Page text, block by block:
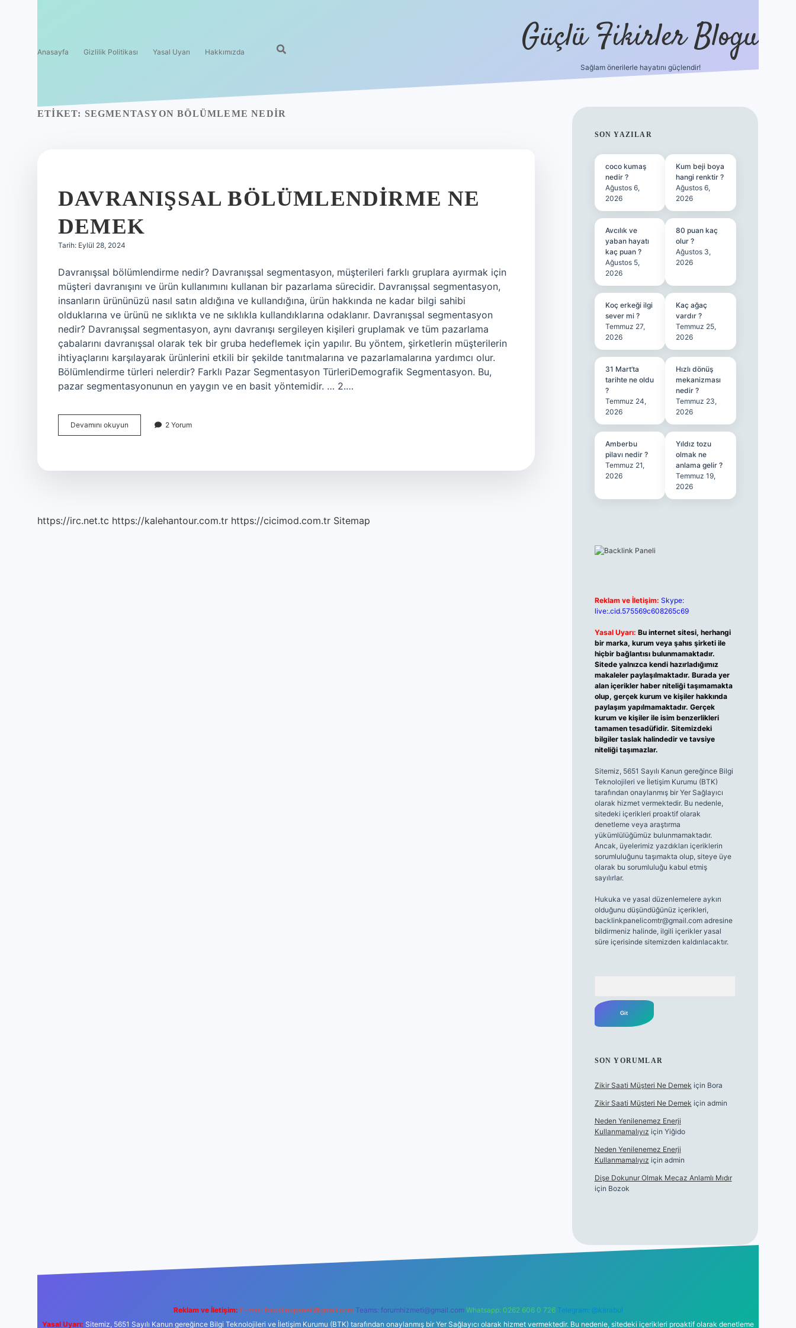
Anasayfa Gizlilik Politikası Yasal Uyarı Hakkımızda Güçlü Fikirler Blogu
Sağlam önerilerle hayatını güçlendir!
ETIKET: SEGMENTASYON BÖLÜMLEME NEDIR
DAVRANIŞSAL BÖLÜMLENDIRME NE
DEMEK
Tarih: Eylül 28, 2024
Davranışsal bölümlendirme nedir? Davranışsal segmentasyon, müşterileri farklı gruplara ayırmak için
müşteri davranışını ve ürün kullanımını kullanan bir pazarlama sürecidir. Davranışsal segmentasyon,
insanların ürününüzü nasıl satın aldığına ve kullandığına, ürün hakkında ne kadar bilgi sahibi
olduklarına ve ürünü ne sıklıkta ve ne sıklıkla kullandıklarına odaklanır. Davranışsal segmentasyon
nedir? Davranışsal segmentasyon, aynı davranışı sergileyen kişileri gruplamak ve tüm pazarlama
çabalarını davranışsal olarak tek bir gruba hedeflemek için yapılır. Bu yöntem, şirketlerin müşterilerin
ihtiyaçlarını karşılayarak ürünlerini etkili bir şekilde tanıtmalarına ve pazarlamalarına yardımcı olur.
Bölümlendirme türleri nelerdir? Farklı Pazar Segmentasyon TürleriDemografik Segmentasyon. Bu,
pazar segmentasyonunun en yaygın ve en basit yöntemidir. … 2.…
Devamını okuyun Davranışsal
Bölümlendirme
2 Yorum
https://irc.net.tc https://kalehantour.com.tr https://cicimod.com.tr Sitemap
SIDEBAR
SON YAZILAR
coco kumaş
nedir ?
Ağustos 6,
2026
Kum beji boya
hangi renktir ?
Ağustos 6,
2026
Avcılık ve
yaban hayatı
kaç puan ?
Ağustos 5,
2026
80 puan kaç
olur ?
Ağustos 3,
2026
Koç erkeği ilgi
sever mi ?
Temmuz 27,
2026
Kaç ağaç
vardır ?
Temmuz 25,
2026
31 Mart’ta
tarihte ne oldu
?
Temmuz 24,
2026
Hızlı dönüş
mekanizması
nedir ?
Temmuz 23,
2026
Amberbu
pilavı nedir ?
Temmuz 21,
2026
Yıldız tozu
olmak ne
anlama gelir ?
Temmuz 19,
2026
Reklam ve İletişim: Skype:
live:.cid.575569c608265c69
Yasal Uyarı: Bu internet sitesi, herhangi
bir marka, kurum veya şahıs şirketi ile
hiçbir bağlantısı bulunmamaktadır.
Sitede yalnızca kendi hazırladığımız
makaleler paylaşılmaktadır. Burada yer
alan içerikler haber niteliği taşımamakta
olup, gerçek kurum ve kişiler hakkında
paylaşım yapılmamaktadır. Gerçek
kurum ve kişiler ile isim benzerlikleri
tamamen tesadüfidir. Sitemizdeki
bilgiler taslak halindedir ve tavsiye
niteliği taşımazlar.
Sitemiz, 5651 Sayılı Kanun gereğince Bilgi
Teknolojileri ve İletişim Kurumu (BTK)
tarafından onaylanmış bir Yer Sağlayıcı
olarak hizmet vermektedir. Bu nedenle,
sitedeki içerikleri proaktif olarak
denetleme veya araştırma
yükümlülüğümüz bulunmamaktadır.
Ancak, üyelerimiz yazdıkları içeriklerin
sorumluluğunu taşımakta olup, siteye üye
olarak bu sorumluluğu kabul etmiş
sayılırlar.
Hukuka ve yasal düzenlemelere aykırı
olduğunu düşündüğünüz içerikleri,
backlinkpanelicomtr@gmail.comadresine
bildirmeniz halinde, ilgili içerikler yasal
süre içerisinde sitemizden kaldırılacaktır.
SON YORUMLAR
Zikir Saati Müşteri Ne Demek için Bora
Zikir Saati Müşteri Ne Demek için admin
Neden Yenilenemez Enerji
Kullanmamalıyız için Yiğido
Neden Yenilenemez Enerji
Kullanmamalıyız için admin
Dişe Dokunur Olmak Mecaz Anlamlı Mıdır
için Bozok
ilbet bahis sitesi
Reklam ve İletişim: E-mail: backlinkpaneli@gmail.com Teams: forumhizmeti@gmail.com Whatsapp: 0262 606 0 726 Telegram: @karabul
Yasal Uyarı: Sitemiz, 5651 Sayılı Kanun gereğince Bilgi Teknolojileri ve İletişim Kurumu (BTK) tarafından onaylanmış bir Yer Sağlayıcı olarak hizmet vermektedir. Bu nedenle, sitedeki içerikleri proaktif olarak denetleme